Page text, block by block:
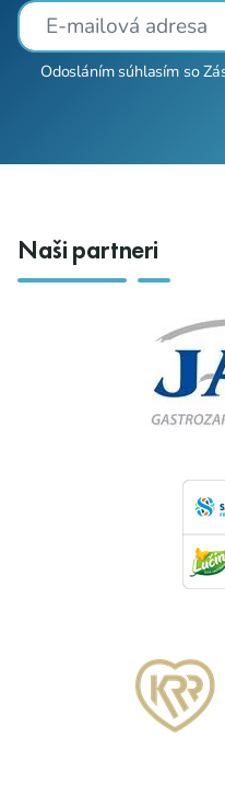
Odosláním súhlasím so
Naši partneri